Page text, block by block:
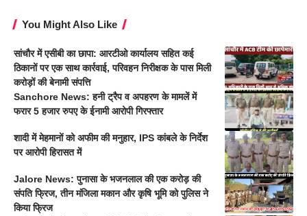
You Might Also Like
सांचौर में एसीबी का छापा: आरटीओ कार्यालय सहित कई
ठिकानों पर एक साथ कार्रवाई, परिवहन निरीक्षक के पास मिली
करोड़ों की बेनामी संपत्ति
Sanchore News: हनी ट्रैप व अपहरण के मामलें में
फरार 5 हजार रुपए के ईनामी आरोपी गिरफ्तार
शादी में मेहमानों को अफीम की मनुहार, IPS कांबले के निर्देश
पर आरोपी हिरासत में
Jalore News: पुनासा के भजनलाल की एक करोड़ की
संपति फ्रिज, तीन मंजिला मकान और कृषि भूमि को पुलिस ने
किया फ्रिज